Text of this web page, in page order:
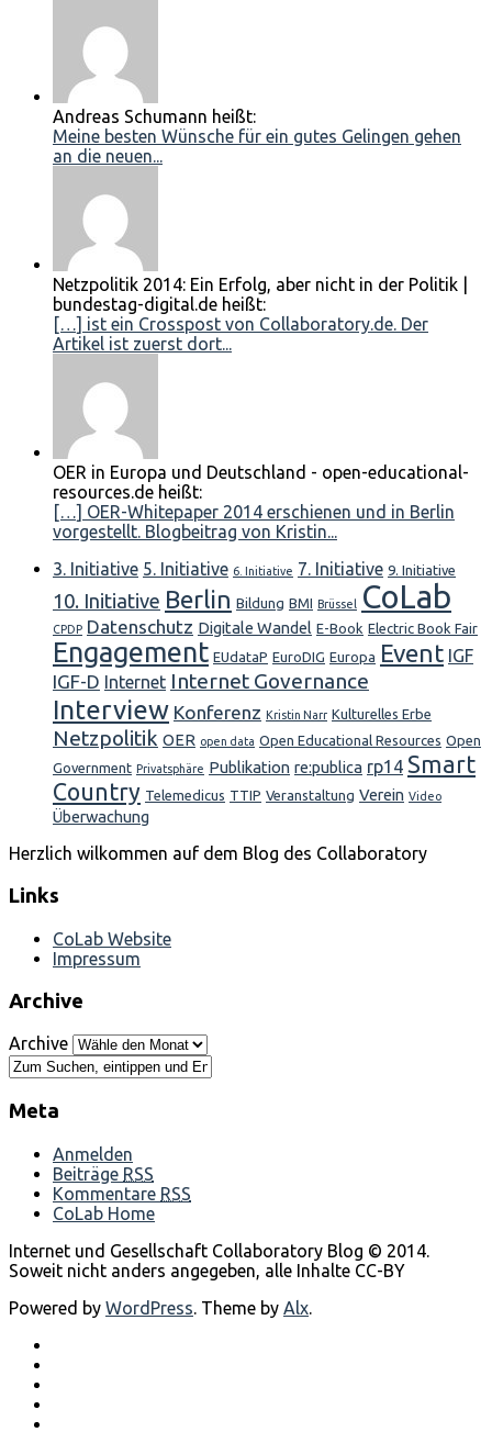
Andreas Schumann heißt:
Meine besten Wünsche für ein gutes Gelingen gehen
an die neuen...
Netzpolitik 2014: Ein Erfolg, aber nicht in der Politik |
bundestag-digital.de heißt:
[…] ist ein Crosspost von Collaboratory.de. Der
Artikel ist zuerst dort...
OER in Europa und Deutschland - open-educational-
resources.de heißt:
[…] OER-Whitepaper 2014 erschienen und in Berlin
vorgestellt. Blogbeitrag von Kristin...
3. Initiative 5. Initiative 6. Initiative 7. Initiative 9. Initiative
10. Initiative Berlin Bildung BMI Brüssel CoLab
CPDP Datenschutz Digitale Wandel E-Book Electric Book Fair
Engagement EUdataP EuroDIG Europa Event IGF
IGF-D Internet Internet Governance
Interview Konferenz Kristin Narr Kulturelles Erbe
Netzpolitik OER open data Open Educational Resources Open
Government Privatsphäre Publikation re:publica rp14 Smart
Country Telemedicus TTIP Veranstaltung Verein Video
Überwachung
Herzlich wilkommen auf dem Blog des Collaboratory
Links
CoLab Website
Impressum
Archive
Archive
Meta
Anmelden
Beiträge RSS
Kommentare RSS
CoLab Home
Internet und Gesellschaft Collaboratory Blog © 2014.
Soweit nicht anders angegeben, alle Inhalte CC-BY
Powered by WordPress. Theme by Alx.